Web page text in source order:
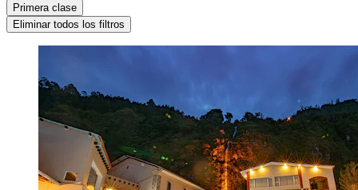
Primera clase
Eliminar todos los filtros